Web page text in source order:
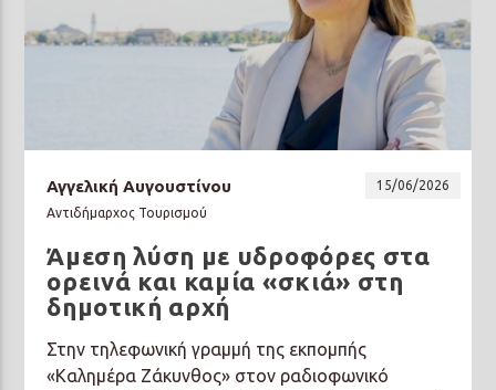
Αγγελική Αυγουστίνου
15/06/2026
Αντιδήμαρχος Τουρισμού
Άμεση λύση με υδροφόρες στα
ορεινά και καμία «σκιά» στη
δημοτική αρχή
Στην τηλεφωνική γραμμή της εκπομπής
«Καλημέρα Ζάκυνθος» στον ραδιοφωνικό